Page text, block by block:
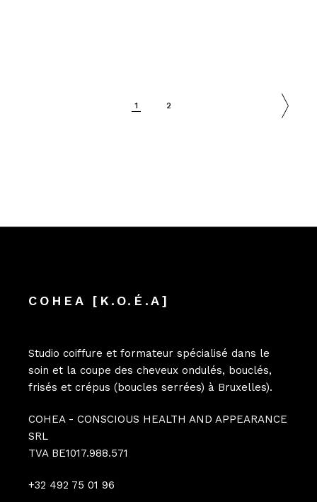
1 2
COHEA [K.O.É.A]
Studio coiffure et formateur spécialisé dans le
soin et la coupe des cheveux ondulés, bouclés,
frisés et crépus (boucles serrées) à Bruxelles).
COHEA - CONSCIOUS HEALTH AND APPEARANCE
SRL
TVA BE1017.988.571
+32 492 75 01 96